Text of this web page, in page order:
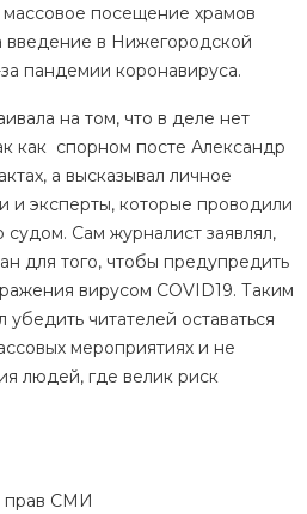
посещение храмов
в Нижегородской
пандемии коронавируса.
на том, что в деле нет
как спорном посте Александр
а высказывал личное
и эксперты, которые проводили
судом. Сам журналист заявлял,
для того, чтобы предупредить
вирусом COVID19. Таким
читателей оставаться
мероприятиях и не
людей, где велик риск
прав СМИ